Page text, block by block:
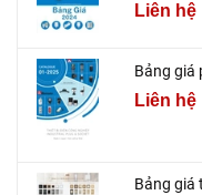
Liên hệ
Bảng giá
Liên hệ
Bảng giá